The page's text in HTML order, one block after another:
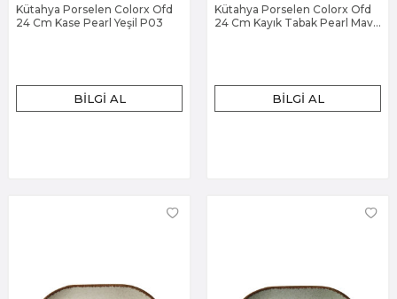
Kütahya Porselen Colorx Ofd
24 Cm Kase Pearl Yeşil P03
BILGI AL
Kütahya Porselen Colorx Ofd
24 Cm Kayık Tabak Pearl Mavi
BILGI AL